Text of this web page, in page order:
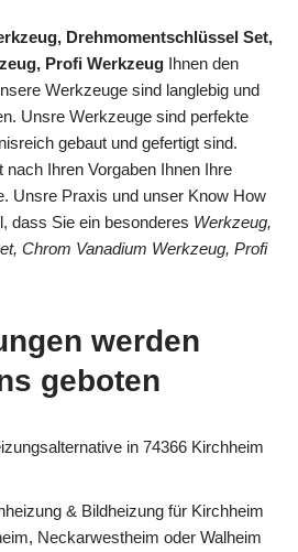
Drehmomentschlüssel Set,
Profi Werkzeug Ihnen den
Werkzeuge sind langlebig und
Unsre Werkzeuge sind perfekte
gebaut und gefertigt sind.
Ihren Vorgaben Ihnen Ihre
Unsre Praxis und unser Know How
dass Sie ein besonderes Werkzeug,
Chrom Vanadium Werkzeug, Profi
werden
geboten
in 74366 Kirchheim
& Bildheizung für Kirchheim
Neckarwestheim oder Walheim